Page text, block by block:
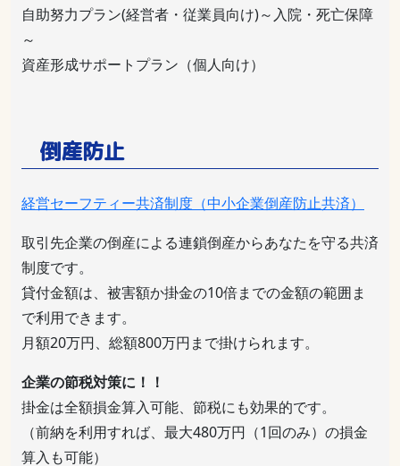
自助努力プラン(経営者・従業員向け)～入院・死亡保障
～
資産形成サポートプラン（個人向け）
倒産防止
経営セーフティー共済制度（中小企業倒産防止共済）
取引先企業の倒産による連鎖倒産からあなたを守る共済
制度です。
貸付金額は、被害額か掛金の10倍までの金額の範囲ま
で利用できます。
月額20万円、総額800万円まで掛けられます。
企業の節税対策に！！
掛金は全額損金算入可能、節税にも効果的です。
（前納を利用すれば、最大480万円（1回のみ）の損金
算入も可能）